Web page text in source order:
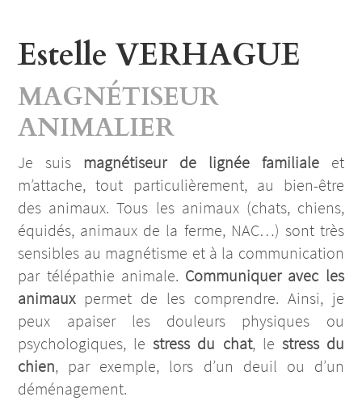
Estelle VERHAGUE
MAGNÉTISEUR
ANIMALIER
Je suis magnétiseur de lignée familialeet
m’attache, tout particulièrement, au bien-être
des animaux. Tous les animaux (chats, chiens,
équidés, animaux de la ferme, NAC…) sont très
sensibles au magnétisme et à la communication
par télépathie animale. Communiquer avec les
animauxpermet de les comprendre. Ainsi, je
peux apaiser les douleurs physiques ou
psychologiques, lestress du chat, le stress du
chien, par exemple, lors d’un deuil ou d’un
déménagement.